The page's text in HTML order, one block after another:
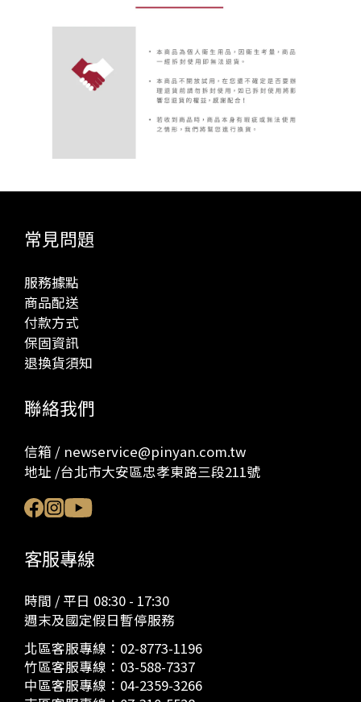
常見問題
服務據點
商品配送
付款方式
保固資訊
退換貨須知
聯絡我們
信箱 / newservice@pinyan.com.tw
地址 /台北市大安區忠孝東路三段211號
客服專線
時間 / 平日 08:30 - 17:30
週末及國定假日暫停服務
北區客服專線： 02-8773-1196
竹區客服專線： 03-588-7337
中區客服專線： 04-2359-3266